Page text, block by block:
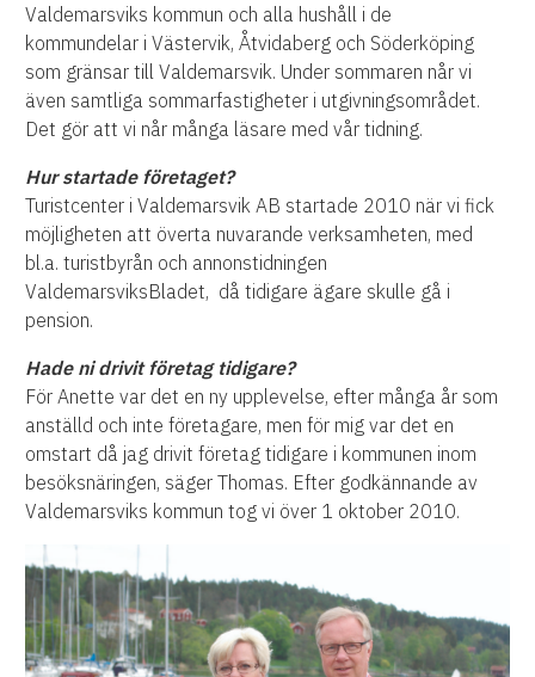
Valdemarsviks kommun och alla hushåll i de
kommundelar i Västervik, Åtvidaberg och Söderköping
som gränsar till Valdemarsvik. Under sommaren når vi
även samtliga sommarfastigheter i utgivningsområdet.
Det gör attvi når många läsare med vår tidning.
Hur startade företaget?
Turistcenter i Valdemarsvik AB startade 2010 när vi fick
möjligheten att överta nuvarande verksamheten, med
bl.a. turistbyrån och annonstidningen
ValdemarsviksBladet, då tidigare ägare skulle gå i
pension.
Hade ni drivit företag tidigare?
För Anette var det en ny upplevelse, efter många år som
anställd och inte företagare, men för mig var det en
omstart då jag drivit företag tidigare i kommunen inom
besöksnäringen, säger Thomas. Efter godkännande av
Valdemarsviks kommun tog vi över 1 oktober 2010.